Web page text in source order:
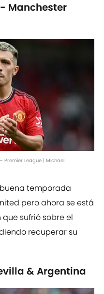
Manchester
Premier League | Michael
temporada
pero ahora se está
sufrió sobre el
recuperar su
& Argentina